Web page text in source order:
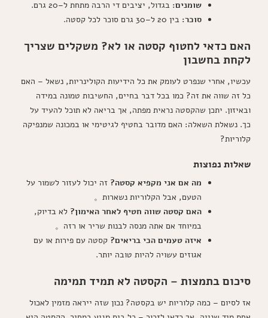
שומנים: בגדול, יציבים די הרבה מתחת ל–20 גרם.
סוכר: בין 20 ל–30 גרם סוכר לכל קסטה.
האם כדאי לחטוף קסטה או לא? משקלים שצריך
לקחת בחשבון
עכשיו, אחרי שנפרט לעומק את כל הידיעות הקולינריות, נשאל – האם
כל זה שווה את זה? כמו בכל דבר בחיים, החשיבות טמונה במידה
ובאיזון. יתכן שהקסטה נראית מפתה, אך בריאה לא תוכל להעיד על
כך. נשאלת השאלה: האם מדובר בחטיף לגיטימי או במכונה שמנפיקה
קלוריות?
שאלות נפוצות
מה אם אני מקפיא קסטה? זה יכול לעזור לשמור על
הטעם, אבל הקלוריות נשארות。
האם קסטה שווה חטיף לאחר האימון? לא בדיוק,
במיוחד אם אתה מנסה לבנות שריר או רזה。
איזה טעמים הכי בריאים? קסטה עם פירות או עם
אגוזים עשויה להיות טובה יותר.
סיכום בתמצות – הקסטה לא תמיד תמימה
אז לסיום – כמה קלוריות יש בקסטה? נכון שזה ייראה מזמין לאכול